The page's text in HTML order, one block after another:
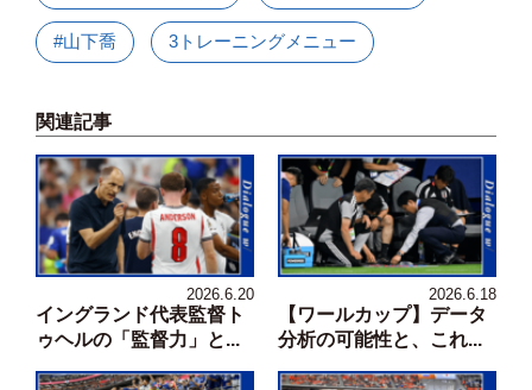
#山下喬 3トレーニングメニュー
関連記事
2026.6.20
イングランド代表監督ト
ゥヘルの「監督力」と...
2026.6.18
【ワールカップ】データ
分析の可能性と、これ...